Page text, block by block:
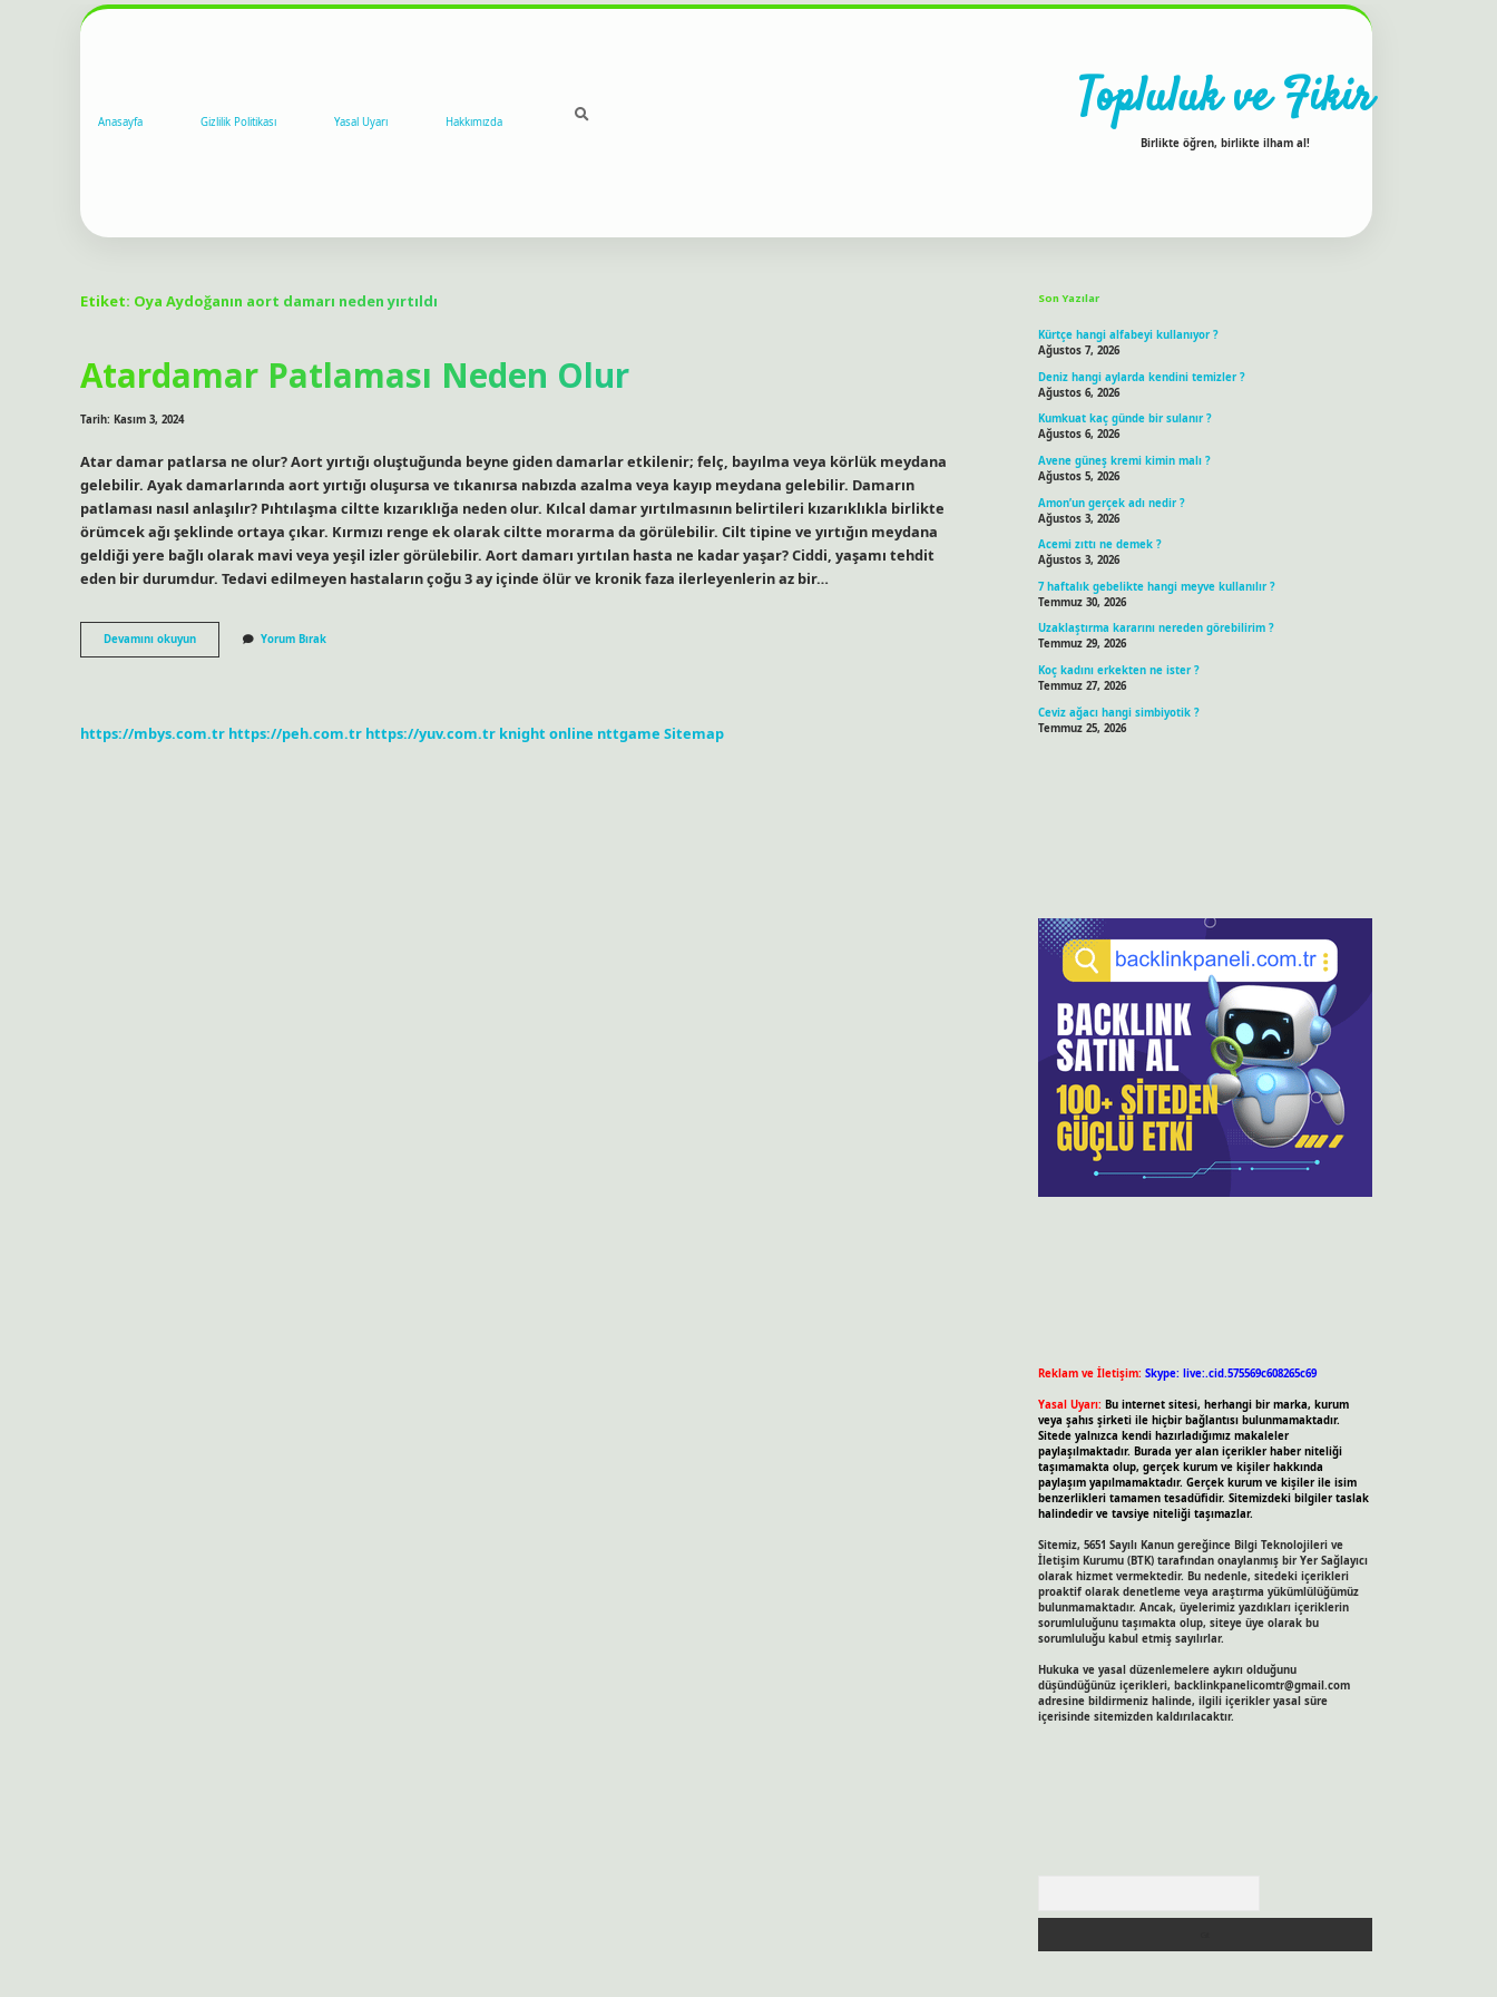
Anasayfa Gizlilik Politikası Yasal Uyarı Hakkımızda Topluluk ve Fikir
Birlikte öğren, birlikte ilham al!
Etiket: Oya Aydoğanın aort damarı neden yırtıldı
Atardamar Patlaması Neden Olur
Tarih: Kasım 3, 2024
Atar damar patlarsa ne olur? Aort yırtığı oluştuğunda beyne giden damarlar etkilenir; felç, bayılma veya körlük meydana
gelebilir. Ayak damarlarında aort yırtığı oluşursa ve tıkanırsa nabızda azalma veya kayıp meydana gelebilir. Damarın
patlaması nasıl anlaşılır? Pıhtılaşma ciltte kızarıklığa neden olur. Kılcal damar yırtılmasının belirtileri kızarıklıkla birlikte
örümcek ağı şeklinde ortaya çıkar. Kırmızı renge ek olarak ciltte morarma da görülebilir. Cilt tipine ve yırtığın meydana
geldiği yere bağlı olarak mavi veya yeşil izler görülebilir. Aort damarı yırtılan hasta ne kadar yaşar? Ciddi, yaşamı tehdit
eden bir durumdur. Tedavi edilmeyen hastaların çoğu 3 ay içinde ölür ve kronik faza ilerleyenlerin az bir…
Devamını okuyunAtardamar
Patlaması
Yorum Bırak
https://mbys.com.tr https://peh.com.tr https://yuv.com.tr knight online nttgame Sitemap
Son Yazılar
Kürtçe hangi alfabeyi kullanıyor ?
Ağustos 7, 2026
Deniz hangi aylarda kendini temizler ?
Ağustos 6, 2026
Kumkuat kaç günde bir sulanır ?
Ağustos 6, 2026
Avene güneş kremi kimin malı ?
Ağustos 5, 2026
Amon’un gerçek adı nedir ?
Ağustos 3, 2026
Acemi zıttı ne demek ?
Ağustos 3, 2026
7 haftalık gebelikte hangi meyve kullanılır ?
Temmuz 30, 2026
Uzaklaştırma kararını nereden görebilirim ?
Temmuz 29, 2026
Koç kadını erkekten ne ister ?
Temmuz 27, 2026
Ceviz ağacı hangi simbiyotik ?
Temmuz 25, 2026
Reklam ve İletişim: Skype: live:.cid.575569c608265c69
Yasal Uyarı: Bu internet sitesi, herhangi bir marka, kurum
veya şahıs şirketi ile hiçbir bağlantısı bulunmamaktadır.
Sitede yalnızca kendi hazırladığımız makaleler
paylaşılmaktadır. Burada yer alan içerikler haber niteliği
taşımamakta olup, gerçek kurum ve kişiler hakkında
paylaşım yapılmamaktadır. Gerçek kurum ve kişiler ile isim
benzerlikleri tamamen tesadüfidir. Sitemizdeki bilgiler taslak
halindedir ve tavsiye niteliği taşımazlar.
Sitemiz, 5651 Sayılı Kanun gereğince Bilgi Teknolojileri ve
İletişim Kurumu (BTK) tarafından onaylanmış bir Yer Sağlayıcı
olarak hizmet vermektedir. Bu nedenle, sitedeki içerikleri
proaktif olarak denetleme veya araştırma yükümlülüğümüz
bulunmamaktadır. Ancak, üyelerimiz yazdıkları içeriklerin
sorumluluğunu taşımakta olup, siteye üye olarak bu
sorumluluğu kabul etmiş sayılırlar.
Hukuka ve yasal düzenlemelere aykırı olduğunu
düşündüğünüz içerikleri, backlinkpanelicomtr@gmail.com
adresine bildirmeniz halinde, ilgili içerikler yasal süre
içerisinde sitemizden kaldırılacaktır.